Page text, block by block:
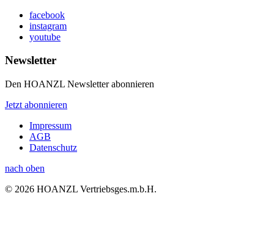
facebook
instagram
youtube
Newsletter
Den HOANZL Newsletter abonnieren
Jetzt abonnieren
Impressum
AGB
Datenschutz
nach oben
© 2026 HOANZL Vertriebsges.m.b.H.